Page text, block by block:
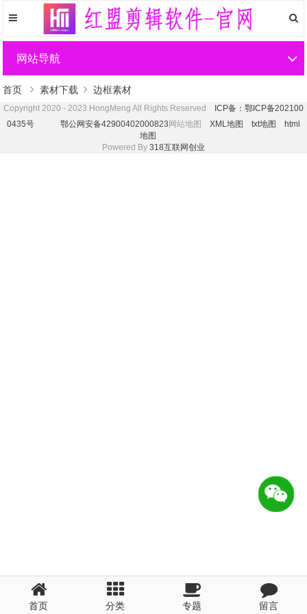
网站导航
首页 素材下载 边框素材
Copyright 2020 - 2023 HongMeng All Rights Reserved
ICP备：鄂ICP备202100
0435号
鄂公网安备42900402000823 网站地图 XML地图 txt地图
html
地图
Powered By 318互联网创业
首页 分类 专题 留言